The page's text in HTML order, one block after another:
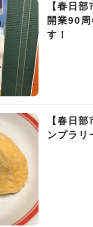
【春日
開業90
す！
【春日
ンプラリ